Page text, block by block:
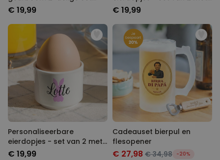
Aperol-design met gezicht
€ 19,99
monogram
€ 19,99
Personaliseerbare
eierdopjes - set van 2 met
naam en symbool
€ 19,99
Cadeauset bierpul en
flesopener
€ 27,98 € 34,98 -20%